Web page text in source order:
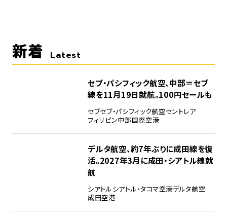
新着 Latest
セブ・パシフィック航空、中部＝セブ
線を11月19日就航。100円セールも
セブセブ・パシフィック航空セントレア
フィリピン中部国際空港
デルタ航空、約7年ぶりに成田線を復
活。2027年3月に成田・シアトル線就
航
シアトルシアトル・タコマ空港デルタ航空
成田空港